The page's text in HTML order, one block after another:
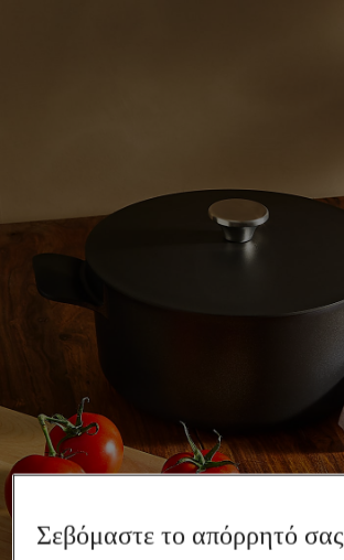
Σεβόμαστε το απόρρητό σας